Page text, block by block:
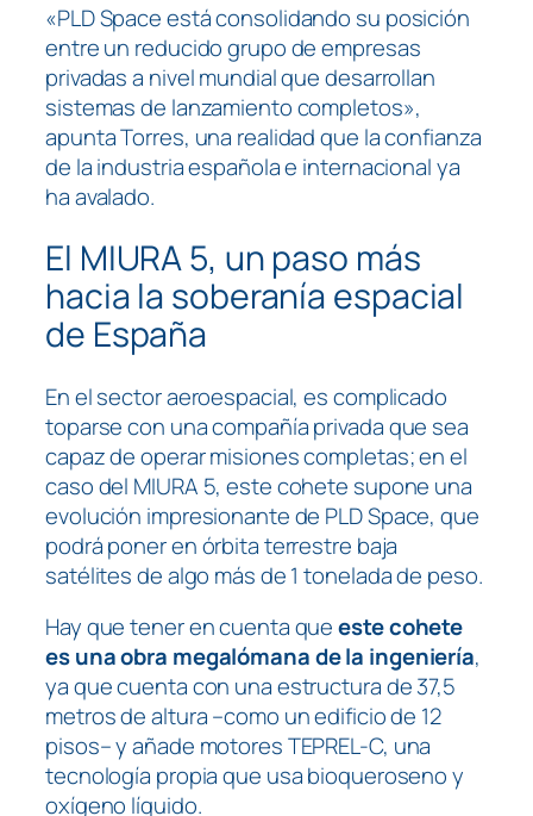
«PLD Space está consolidando su posición
entre un reducido grupo de empresas
privadas a nivel mundial que desarrollan
sistemas de lanzamiento completos»,
apunta Torres, una realidad que la confianza
de la industria española e internacional ya
ha avalado.
El MIURA 5, un paso más
hacia la soberanía espacial
de España
En el sector aeroespacial, es complicado
toparse con una compañía privada que sea
capaz de operar misiones completas; en el
caso del MIURA 5, este cohete supone una
evolución impresionante de PLD Space, que
podrá poner en órbita terrestre baja
satélites de algo más de 1 tonelada de peso.
Hay que tener en cuenta queeste cohete
es una obra megalómana de la ingeniería,
ya que cuenta con una estructura de 37,5
metros de altura –como un edificio de 12
pisos– y añade motores TEPREL-C, una
tecnología propia que usa bioqueroseno y
oxígeno líquido.